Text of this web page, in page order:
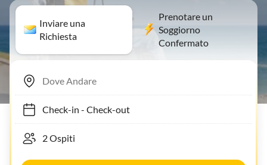
Inviare una
Richiesta
Prenotare un
Soggiorno
Confermato
Check-in- Check-out